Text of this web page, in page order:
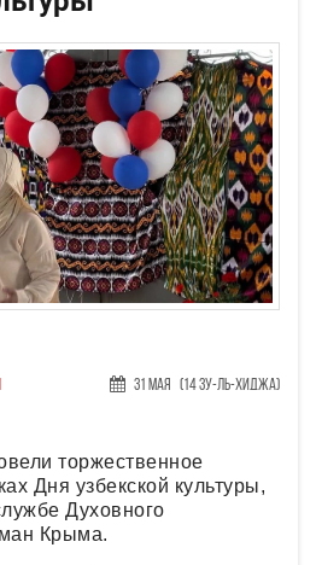
31 Мая (14 Зу-ль-хиджа)
торжественное
Дня узбекской культуры,
Духовного
Крыма.